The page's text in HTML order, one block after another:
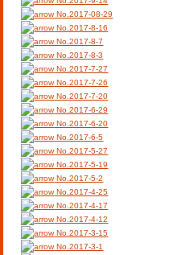
No.2017-08-29
No.2017-8-16
No.2017-8-7
No.2017-8-3
No.2017-7-27
No.2017-7-26
No.2017-7-20
No.2017-6-29
No.2017-6-20
No.2017-6-5
No.2017-5-27
No.2017-5-19
No.2017-5-2
No.2017-4-25
No.2017-4-17
No.2017-4-12
No.2017-3-15
No.2017-3-1